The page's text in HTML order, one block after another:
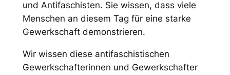
und Antifaschisten. Sie wissen, dass viele
Menschen an diesem Tag für eine starke
Gewerkschaft demonstrieren.
Wir wissen diese antifaschistischen
Gewerkschafterinnen und Gewerkschafter